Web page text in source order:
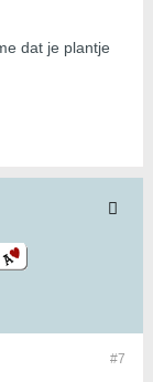
dat je plantje
#7